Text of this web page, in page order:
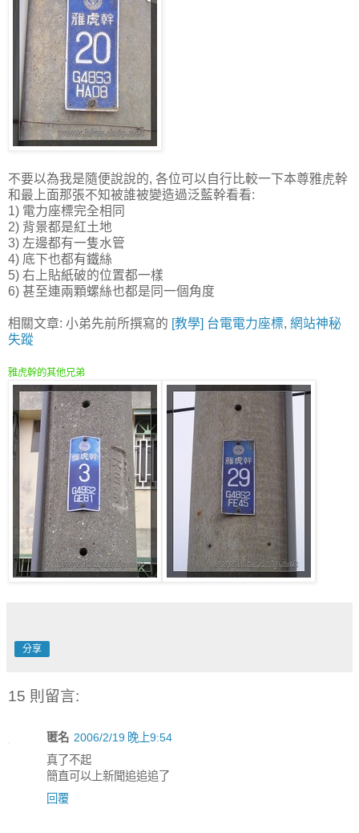
不要以為我是隨便說說的, 各位可以自行比較一下本尊雅虎幹
和最上面那張不知被誰被變造過泛藍幹看看:
1) 電力座標完全相同
2) 背景都是紅土地
3) 左邊都有一隻水管
4) 底下也都有鐵絲
5) 右上貼紙破的位置都一樣
6) 甚至連兩顆螺絲也都是同一個角度
相關文章: 小弟先前所撰寫的 [教學] 台電電力座標, 網站神秘
失蹤
雅虎幹的其他兄弟
分享
15 則留言:
匿名 2006/2/19 晚上9:54
真了不起
簡直可以上新聞追追追了
回覆